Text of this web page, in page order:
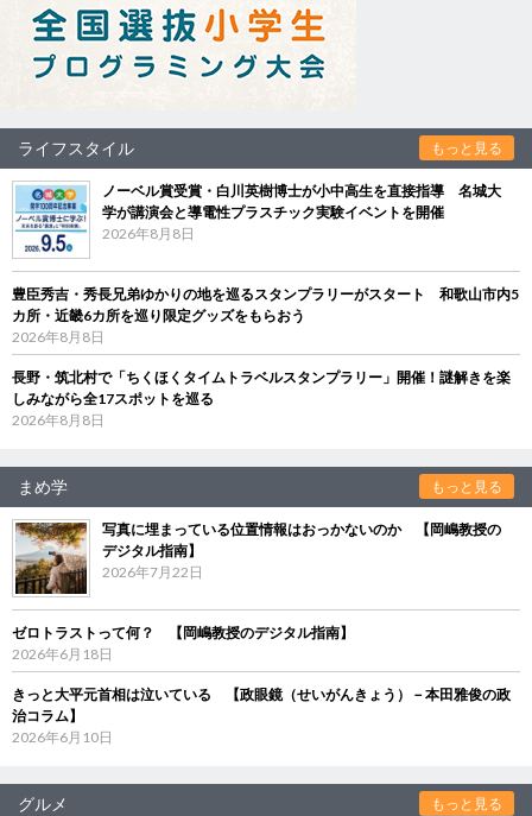
ライフスタイル もっと見る
ノーベル賞受賞・白川英樹博士が小中高生を直接指導 名城大
学が講演会と導電性プラスチック実験イベントを開催
2026年8月8日
豊臣秀吉・秀長兄弟ゆかりの地を巡るスタンプラリーがスタート 和歌山市内5
カ所・近畿6カ所を巡り限定グッズをもらおう
2026年8月8日
長野・筑北村で「ちくほくタイムトラベルスタンプラリー」開催！謎解きを楽
しみながら全17スポットを巡る
2026年8月8日
まめ学 もっと見る
写真に埋まっている位置情報はおっかないのか 【岡嶋教授の
デジタル指南】
2026年7月22日
ゼロトラストって何？ 【岡嶋教授のデジタル指南】
2026年6月18日
きっと大平元首相は泣いている 【政眼鏡（せいがんきょう）－本田雅俊の政
治コラム】
2026年6月10日
グルメ もっと見る